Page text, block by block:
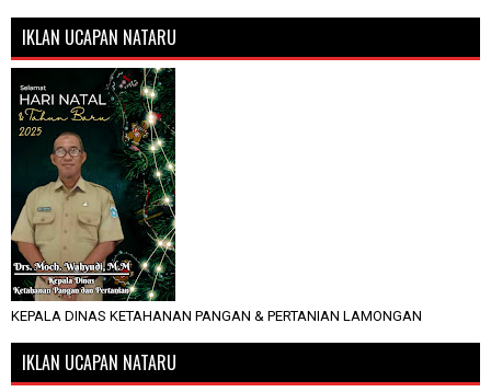
IKLAN UCAPAN NATARU
KEPALA DINAS KETAHANAN PANGAN & PERTANIAN LAMONGAN
IKLAN UCAPAN NATARU